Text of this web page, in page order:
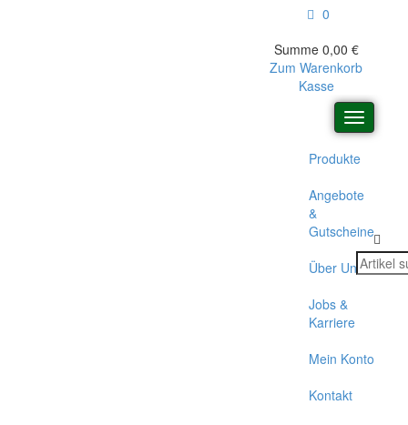
0
Summe 0,00 €
Zum Warenkorb
Kasse
Toggle
Produkte
Angebote
&
Gutscheine
Über Uns
Jobs &
Karriere
Mein Konto
Kontakt